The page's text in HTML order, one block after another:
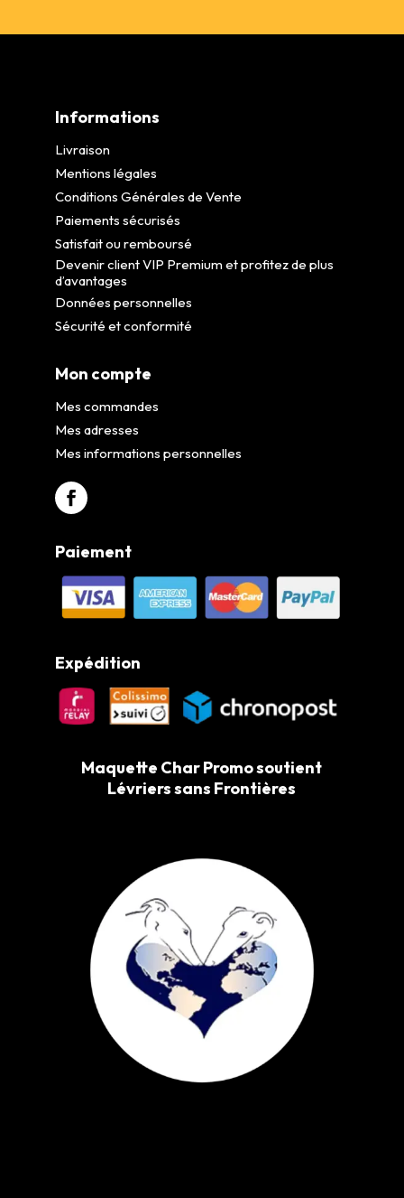
Informations
Livraison
Mentions légales
Conditions Générales de Vente
Paiements sécurisés
Satisfait ou remboursé
Devenir client VIP Premium et profitez de plus
d’avantages
Données personnelles
Sécurité et conformité
Mon compte
Mes commandes
Mes adresses
Mes informations personnelles
Paiement
Expédition
Maquette Char Promo soutient
Lévriers sans Frontières